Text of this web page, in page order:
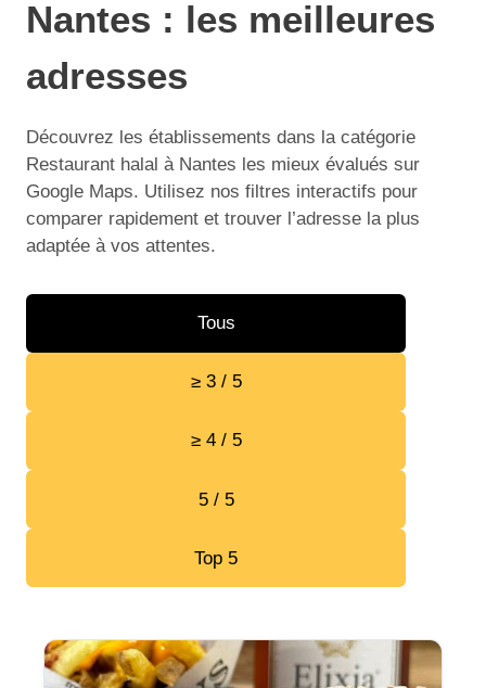
Nantes : les meilleures
adresses
Découvrez les établissements dans la catégorie
Restaurant halal à Nantes les mieux évalués sur
Google Maps. Utilisez nos filtres interactifs pour
comparer rapidement et trouver l’adresse la plus
adaptée à vos attentes.
Tous
≥ 3 / 5
≥ 4 / 5
5 / 5
Top 5